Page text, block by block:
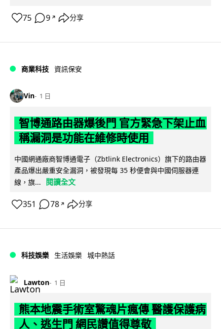
75 9 ↗ 分享
商業科技 資訊保安
Vin 1 日
智博通路由器爆後門 官方緊急下架止血
稱漏洞是功能在維修時使用
中國網通廠商智博通電子（Zbtlink Electronics）旗下的路由器
產品爆出嚴重安全漏洞，被發現每 35 秒便會與中國伺服器連
線，旗...
閱讀全文
351 78 ↗ 分享
科技娛樂 生活娛樂 城中熱話
Lawton 1 日
熊本地震手術室驚魂片瘋傳 醫護保護病
人、逃生門 網民讚值得尊敬